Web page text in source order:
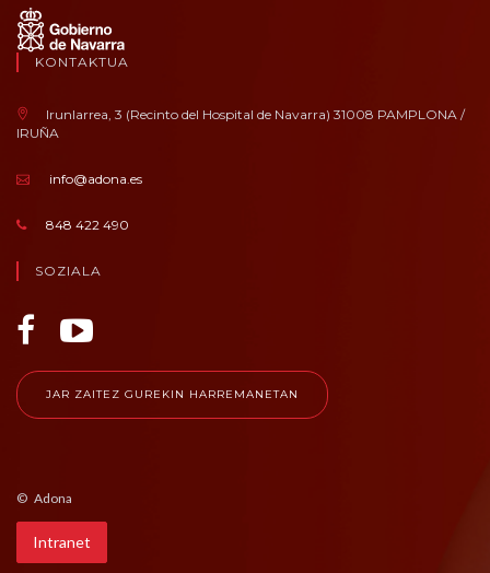
KONTAKTUA
Irunlarrea, 3 (Recinto del Hospital de Navarra) 31008 PAMPLONA /
IRUÑA
info@adona.es
848 422 490
SOZIALA
JAR ZAITEZ GUREKIN HARREMANETAN
© Adona
Intranet